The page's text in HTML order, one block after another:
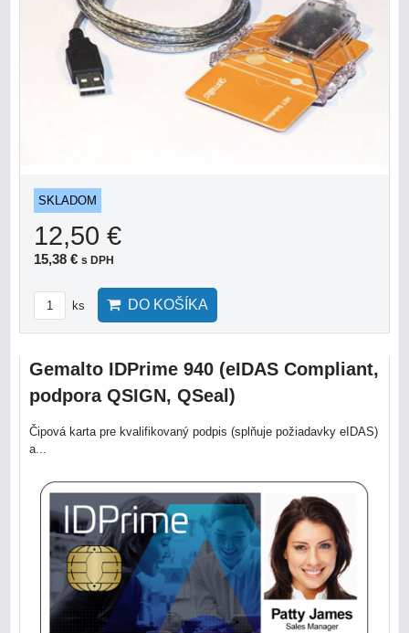
SKLADOM
12,50 €
15,38 € s DPH
ks DO KOŠÍKA
Gemalto IDPrime 940 (eIDAS Compliant,
podpora QSIGN, QSeal)
Čipová karta pre kvalifikovaný podpis (splňuje požiadavky eIDAS)
a...